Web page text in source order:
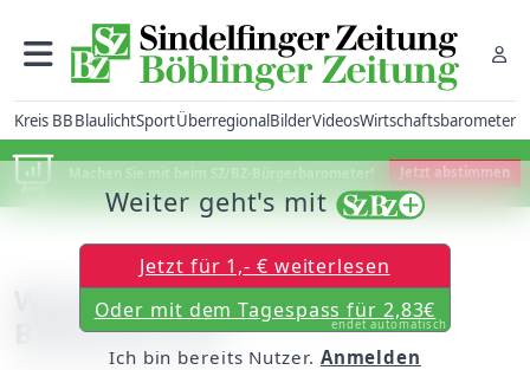
Kreis BBBlaulichtSportÜberregionalBilderVideosWirtschaftsbarometer
Machen Sie mit beim SZ/BZ-Bürgerbarometer! Jetzt abstimmen
Wasserspringer-Elite im
Badezentrum
Weiter geht's mit
Jetzt für 1,- € weiterlesen
Oder mit dem Tagespass für 2,83€
endet automatisch
Ich bin bereits Nutzer. Anmelden